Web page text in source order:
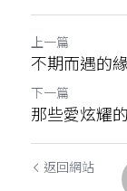
上一篇
不期而遇的
下一篇
那些愛炫耀
返回網站